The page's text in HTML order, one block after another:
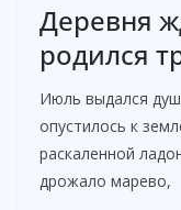
Деревня
родился
Июль выдался
опустилось к
раскаленной
дрожало марево,